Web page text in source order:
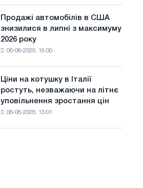
у
Продажі автомобілів в США
знизилися в липні з максимуму
2026 року
06-08-2026, 19:00
Ціни на котушку в Італії
ростуть, незважаючи на літнє
уповільнення зростання цін
06-08-2026, 13:01